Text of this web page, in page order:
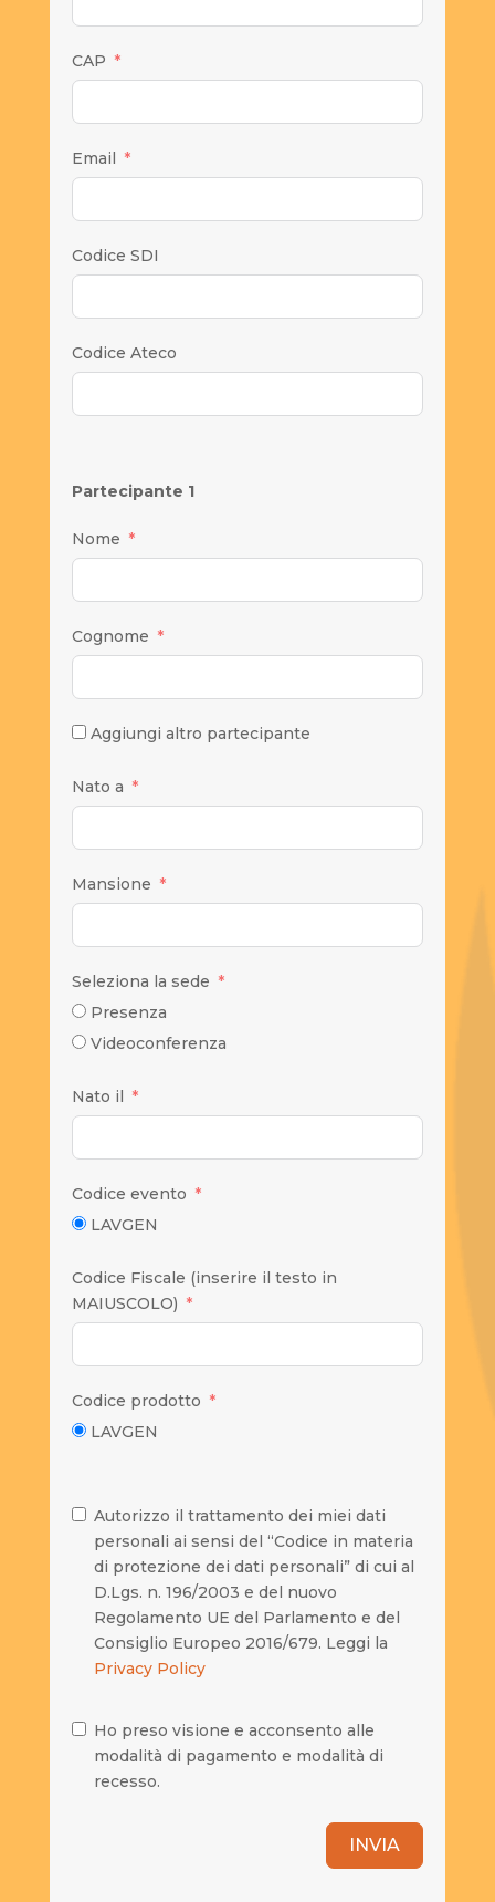
CAP
Email
Codice SDI
Codice Ateco
Partecipante 1
Nome
Cognome
Aggiungi altro partecipante
Nato a
Mansione
Seleziona la sede
Presenza
Videoconferenza
Nato il
Codice evento
LAVGEN
Codice Fiscale (inserire il testo in
MAIUSCOLO)
Codice prodotto
LAVGEN
Autorizzo il trattamento dei miei dati
personali ai sensi del “Codice in materia
di protezione dei dati personali” di cui al
D.Lgs. n. 196/2003 e del nuovo
Regolamento UE del Parlamento e del
Consiglio Europeo 2016/679. Leggi la
Privacy Policy
Ho preso visione e acconsento alle
modalità di pagamento e modalità di
recesso.
INVIA